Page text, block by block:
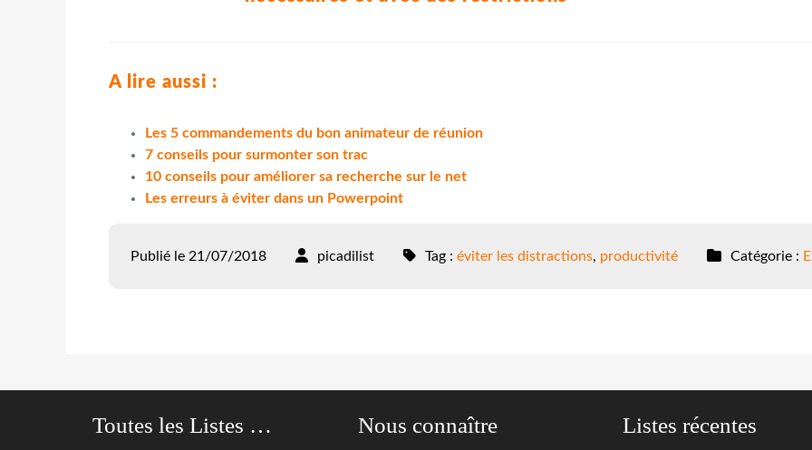
A lire aussi :
Les 5 commandements du bon animateur de réunion
7 conseils pour surmonter son trac
10 conseils pour améliorer sa recherche sur le net
Les erreurs à éviter dans un Powerpoint
Publié le 21/07/2018 picadilist Tag : éviter les distractions, productivité Catégorie :
Toutes les Listes … Nous connaître Listes récentes